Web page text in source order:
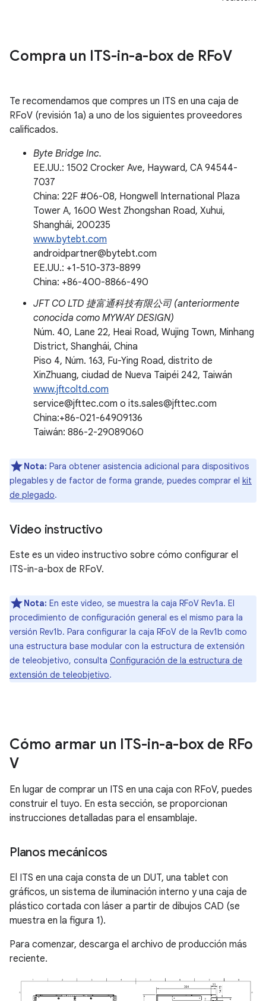
Compra un ITS-in-a-box de RFoV
Te recomendamos que compres un ITS en una caja de
RFoV (revisión 1a) a uno de los siguientes proveedores
calificados.
Byte Bridge Inc.
EE.UU.: 1502 Crocker Ave, Hayward, CA 94544-
7037
China: 22F #06-08, Hongwell International Plaza
Tower A, 1600 West Zhongshan Road, Xuhui,
Shanghái, 200235
www.bytebt.com
androidpartner@bytebt.com
EE.UU.: +1-510-373-8899
China: +86-400-8866-490
JFT CO LTD 捷富通科技有限公司 (anteriormente
conocida como MYWAY DESIGN)
Núm. 40, Lane 22, Heai Road, Wujing Town, Minhang
District, Shanghái, China
Piso 4, Núm. 163, Fu-Ying Road, distrito de
XinZhuang, ciudad de Nueva Taipéi 242, Taiwán
www.jftcoltd.com
service@jfttec.com o its.sales@jfttec.com
China:+86-021-64909136
Taiwán: 886-2-29089060
Nota: Para obtener asistencia adicional para dispositivos
plegables y de factor de forma grande, puedes comprar el kit
de plegado.
Video instructivo
Este es un video instructivo sobre cómo configurar el
ITS-in-a-box de RFoV.
Nota: En este video, se muestra la caja RFoV Rev1a. El
procedimiento de configuración general es el mismo para la
versión Rev1b. Para configurar la caja RFoV de la Rev1b como
una estructura base modular con la estructura de extensión
de teleobjetivo, consulta Configuración de la estructura de
extensión de teleobjetivo.
Cómo armar un ITS-in-a-box de RFo
V
En lugar de comprar un ITS en una caja con RFoV, puedes
construir el tuyo. En esta sección, se proporcionan
instrucciones detalladas para el ensamblaje.
Planos mecánicos
El ITS en una caja consta de un DUT, una tablet con
gráficos, un sistema de iluminación interno y una caja de
plástico cortada con láser a partir de dibujos CAD (se
muestra en la figura 1).
Para comenzar, descarga el archivo de producción más
reciente.